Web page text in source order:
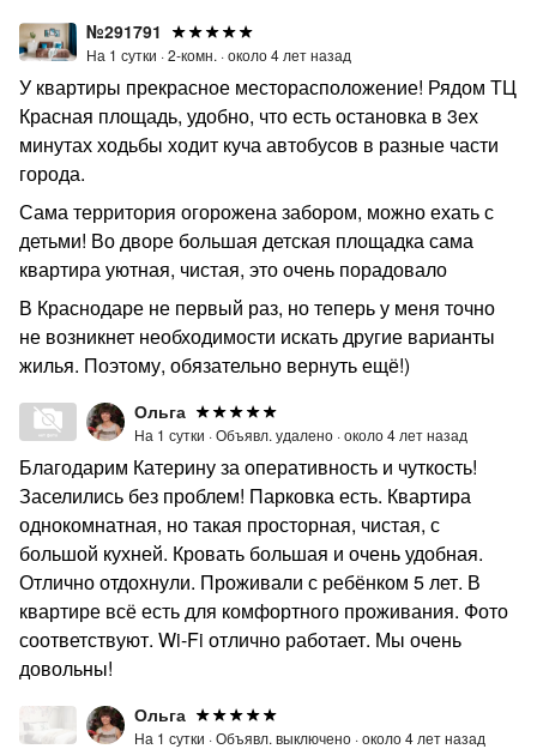
№291791
На 1 сутки ·2-комн. ·около 4 лет назад
У квартиры прекрасное месторасположение! Рядом ТЦ
Красная площадь, удобно, что есть остановка в 3ех
минутах ходьбы ходит куча автобусов в разные части
города.
Сама территория огорожена забором, можно ехать с
детьми! Во дворе большая детская площадка сама
квартира уютная, чистая, это очень порадовало
В Краснодаре не первый раз, но теперь у меня точно
не возникнет необходимости искать другие варианты
жилья. Поэтому, обязательно вернуть ещё!)
Ольга
На 1 сутки ·Объявл. удалено ·около 4 лет назад
Благодарим Катерину за оперативность и чуткость!
Заселились без проблем! Парковка есть. Квартира
однокомнатная, но такая просторная, чистая, с
большой кухней. Кровать большая и очень удобная.
Отлично отдохнули. Проживали с ребёнком 5 лет. В
квартире всё есть для комфортного проживания. Фото
соответствуют. Wi-Fi отлично работает. Мы очень
довольны!
Ольга
На 1 сутки ·Объявл. выключено ·около 4 лет назад